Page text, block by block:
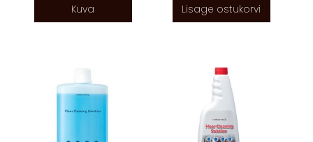
Kuva Lisage ostukorvi